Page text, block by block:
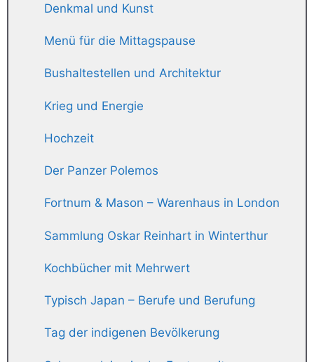
Denkmal und Kunst
Menü für die Mittagspause
Bushaltestellen und Architektur
Krieg und Energie
Hochzeit
Der Panzer Polemos
Fortnum & Mason – Warenhaus in London
Sammlung Oskar Reinhart in Winterthur
Kochbücher mit Mehrwert
Typisch Japan – Berufe und Berufung
Tag der indigenen Bevölkerung